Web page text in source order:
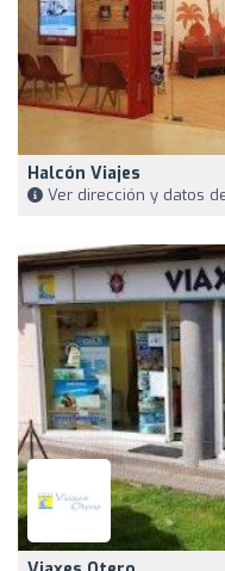
Halcón Viajes
Ver dirección y datos